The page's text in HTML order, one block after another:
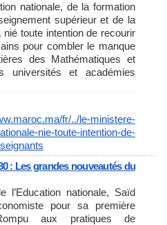
nationale, de la formation
supérieur et de la
toute intention de recourir
pour combler le manque
des Mathématiques et
universités et académies
fr/../le-ministere-
nie-toute-intention-de-
: Les grandes nouveautés du
l’Education nationale, Saïd
pour sa première
aux pratiques de